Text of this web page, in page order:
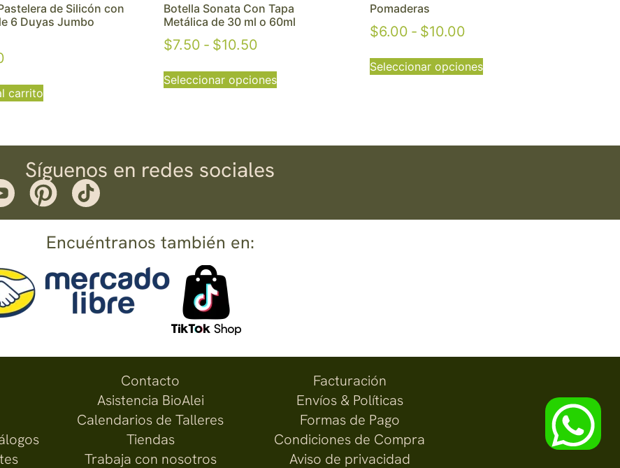
de Silicón con
6 Duyas Jumbo
carrito
Botella Sonata Con Tapa
Metálica de 30 ml o 60ml
$7.50 - $10.50
Seleccionar opciones
Pomaderas
$6.00 - $10.00
Seleccionar opciones
Síguenos en redes sociales
Encuéntranos también en:
Contacto
Asistencia BioAlei
Calendarios de Talleres
Tiendas
Trabaja con nosotros
Facturación
Envíos & Políticas
Formas de Pago
Condiciones de Compra
Aviso de privacidad